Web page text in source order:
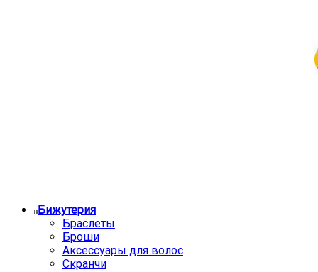
Бижутерия
Браслеты
Броши
Аксессуары для волос
Скранчи